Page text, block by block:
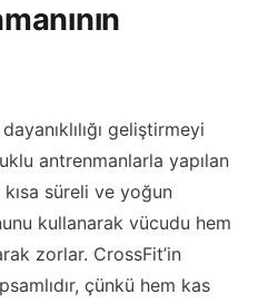
geliştirmeyi
antrenmanlarla yapılan
süreli ve yoğun
kullanarak vücudu hem
zorlar. CrossFit’in
çünkü hem kas